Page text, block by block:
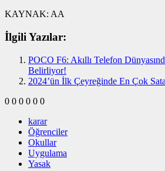
KAYNAK: AA
İlgili Yazılar:
POCO F6: Akıllı Telefon
Belirliyor!
2024’ün İlk Çeyreğinde En Çok
0 0 0 0 0 0
karar
Öğrenciler
Okullar
Uygulama
Yasak